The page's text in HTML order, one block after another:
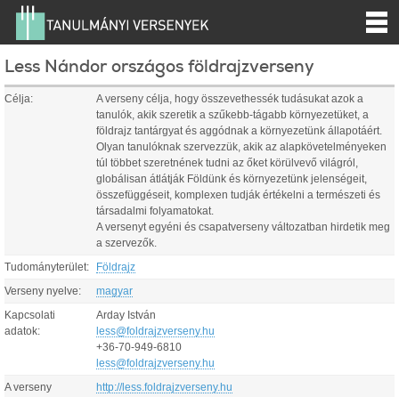
Less Nándor országos földrajzverseny
Célja:
A verseny célja, hogy összevethessék tudásukat azok a
tanulók, akik szeretik a szűkebb-tágabb környezetüket, a
földrajz tantárgyat és aggódnak a környezetünk állapotáért.
Olyan tanulóknak szervezzük, akik az alapkövetelményeken
túl többet szeretnének tudni az őket körülvevő világról,
globálisan átlátják Földünk és környezetünk jelenségeit,
összefüggéseit, komplexen tudják értékelni a természeti és
társadalmi folyamatokat.
A versenyt egyéni és csapatverseny változatban hirdetik meg
a szervezők.
Tudományterület: Földrajz
Verseny nyelve: magyar
Kapcsolati
adatok:
Arday István
less@foldrajzverseny.hu
+36-70-949-6810
less@foldrajzverseny.hu
A verseny
http://less.foldrajzverseny.hu